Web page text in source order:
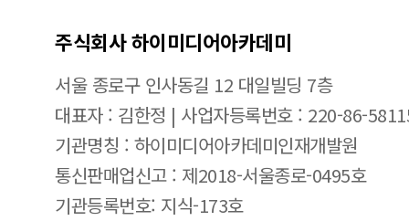
주식회사 하이미디어아카데미
서울 종로구 인사동길 12 대일빌딩 7층
대표자 : 김한정 | 사업자등록번호 : 220-86-
기관명칭 : 하이미디어아카데미인재개발원
통신판매업신고 : 제2018-서울종로-0495호
기관등록번호: 지식-173호